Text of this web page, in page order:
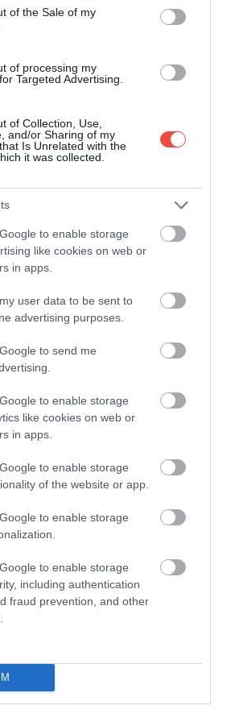
of the Sale of my
of processing my
Targeted Advertising.
of Collection, Use,
and/or Sharing of my
Is Unrelated with the
it was collected.
to enable storage
like cookies on web or
in apps.
user data to be sent to
advertising purposes.
to send me
to enable storage
like cookies on web or
in apps.
to enable storage
of the website or app.
to enable storage
to enable storage
including authentication
fraud prevention, and other
în împrejurimi, merită văzut râul
de Glyki. În mitologia greacă,
cele cinci râuri ale lumii de
peisaj, vizitatorii se pot răcori în
rafting.O altă idee pentru o zi
de preferat într-o excursie
ridicate pe vârfuri de stâncă
impresionant, străbătut de
Cea mai cunoscută plajă din
legată de insula Mourtemeno
de nisip. Când nivelul apei
ajunge pe insulă chiar și pe
Laguna Albastră, Gallikos Molos,
și Mikri Ammos, așezată
Coasta ascunde numeroase